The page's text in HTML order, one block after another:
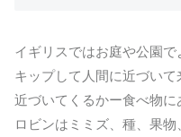
イギリスではお庭や公園
キップして人間に近づい
近づいてくるかー食べ物に
ロビンはミミズ、種、果